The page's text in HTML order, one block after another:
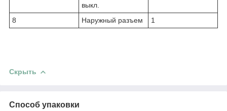
выкл.
8 Наружный разъем 1
Скрыть
Способ упаковки